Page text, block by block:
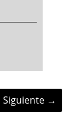
Siguiente →